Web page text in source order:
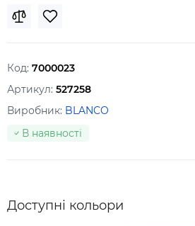
Код: 7000023
Артикул: 527258
Виробник: BLANCO
В наявності
Доступні кольори